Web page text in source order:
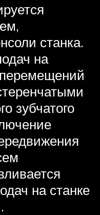
станка.
на
зубчатого
на станке